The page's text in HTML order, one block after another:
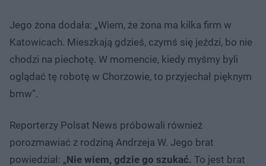
Jego żona dodała: „Wiem, że żona ma kilka firm w
Katowicach. Mieszkają gdzieś, czymś się jeździ, bo nie
chodzi na piechotę. W momencie, kiedy myśmy byli
oglądać tę robotę w Chorzowie, to przyjechał pięknym
bmw”.
Reporterzy Polsat News próbowali również
porozmawiać z rodziną Andrzeja W. Jego brat
powiedział: „Nie wiem, gdzie go szukać. To jest brat